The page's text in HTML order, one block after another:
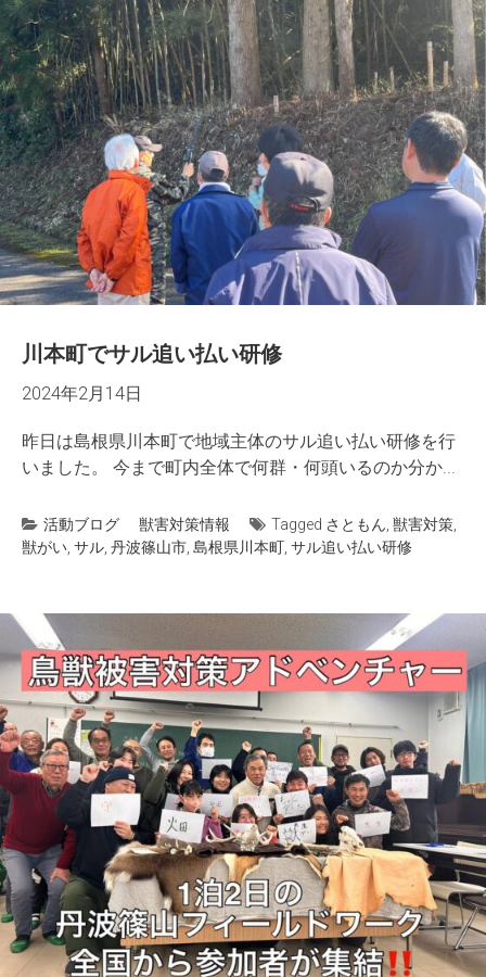
川本町でサル追い払い研修
2024年2月14日
昨日は島根県川本町で地域主体のサル追い払い研修を行
いました。 今まで町内全体で何群・何頭いるのか分か...
活動ブログ 獣害対策情報 Tagged さともん 獣害対策
獣がい サル 丹波篠山市 島根県川本町 サル追い払い研修